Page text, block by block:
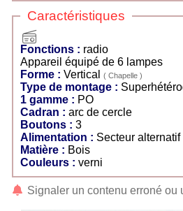
Caractéristiques
Fonctions : radio
Appareil équipé de 6 lampes
Forme : Vertical ( Chapelle )
Type de montage :
1 gamme : PO
Cadran : arc de cercle
Boutons : 3
Alimentation :
Matière : Bois
Couleurs : verni
Signaler un contenu erroné ou